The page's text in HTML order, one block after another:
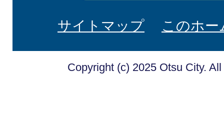
サイトマップ このホ
Copyright (c) 2025 Otsu City.